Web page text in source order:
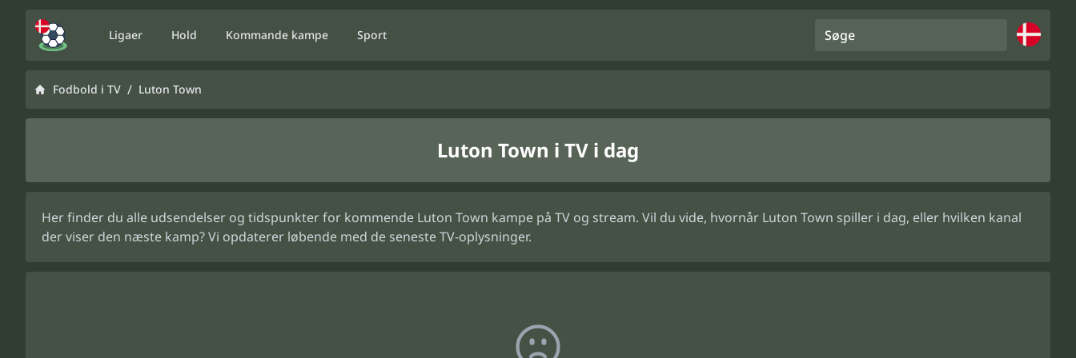
Ligaer Hold Kommande kampe Sport Søge
Fodbold i TV / Luton Town
Luton Town i TV i dag
Her finder du alle udsendelser og tidspunkter for kommende Luton Town kampe på TV og stream. Vil du vide, hvornår Luton Town spiller i dag, eller hvilken kanal
der viser den næste kamp? Vi opdaterer løbende med de seneste TV-oplysninger.